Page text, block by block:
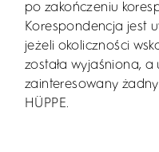
po zakończeniu
Korespondencja jest
jeżeli okoliczności
została wyjaśniona, a
zainteresowany
HÜPPE.